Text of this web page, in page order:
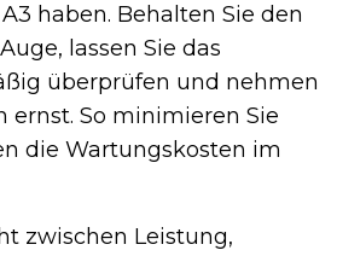
haben. Behalten Sie den
lassen Sie das
überprüfen und nehmen
ernst. So minimieren Sie
die Wartungskosten im
zwischen Leistung,